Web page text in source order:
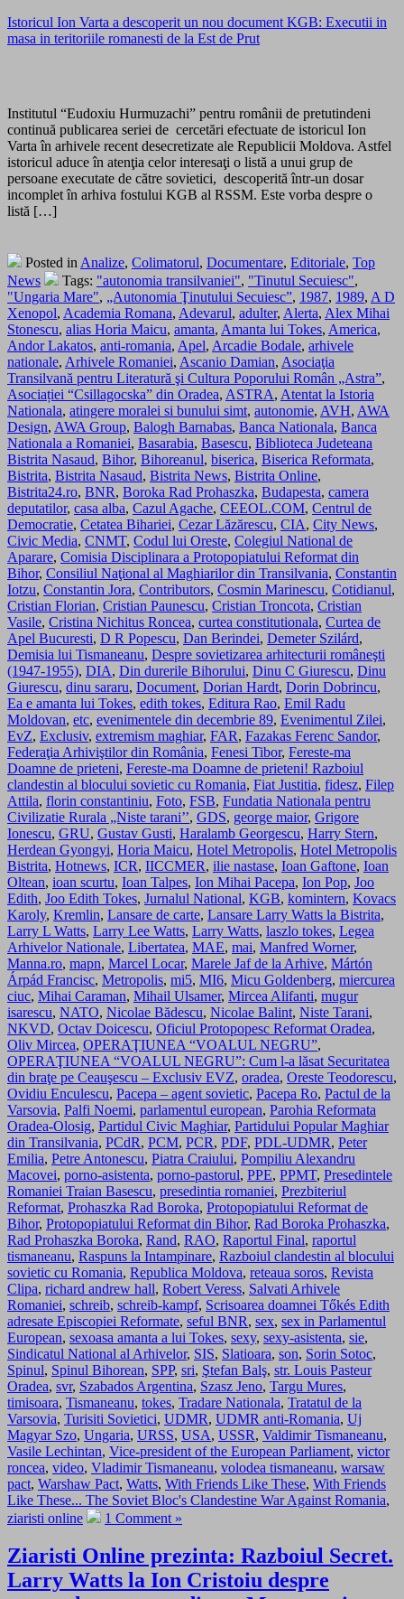
Istoricul Ion Varta a descoperit un nou document KGB: Executii in
masa in teritoriile romanesti de la Est de Prut
Institutul “Eudoxiu Hurmuzachi” pentru românii de pretutindeni
continuă publicarea seriei de cercetări efectuate de istoricul Ion
Varta în arhivele recent desecretizate ale Republicii Moldova. Astfel
istoricul aduce în atenţia celor interesaţi o listă a unui grup de
persoane executate de către sovietici, descoperită într-un dosar
incomplet în arhiva fostului KGB al RSSM. Este vorba despre o
listă […]
Posted in Analize, Colimatorul, Documentare, Editoriale, Top
News
Tags: "autonomia transilvaniei", "Tinutul Secuiesc",
"Ungaria Mare", „Autonomia Ţinutului Secuiesc”, 1987, 1989, A D
Xenopol, Academia Romana, Adevarul, adulter, Alerta, Alex Mihai
Stonescu, alias Horia Maicu, amanta, Amanta lui Tokes, America,
Andor Lakatos, anti-romania, Apel, Arcadie Bodale, arhivele
nationale, Arhivele Romaniei, Ascanio Damian, Asociaţia
Transilvană pentru Literatură şi Cultura Poporului Român „Astra”,
Asociației “Csillagocska” din Oradea, ASTRA, Atentat la Istoria
Nationala, atingere moralei si bunului simt, autonomie, AVH, AWA
Design, AWA Group, Balogh Barnabas, Banca Nationala, Banca
Nationala a Romaniei, Basarabia, Basescu, Biblioteca Judeteana
Bistrita Nasaud, Bihor, Bihoreanul, biserica, Biserica Reformata,
Bistrita, Bistrita Nasaud, Bistrita News, Bistrita Online,
Bistrita24.ro, BNR, Boroka Rad Prohaszka, Budapesta, camera
deputatilor, casa alba, Cazul Agache, CEEOL.COM, Centrul de
Democratie, Cetatea Bihariei, Cezar Lăzărescu, CIA, City News,
Civic Media, CNMT, Codul lui Oreste, Colegiul National de
Aparare, Comisia Disciplinara a Protopopiatului Reformat din
Bihor, Consiliul Naţional al Maghiarilor din Transilvania, Constantin
Iotzu, Constantin Jora, Contributors, Cosmin Marinescu, Cotidianul,
Cristian Florian, Cristian Paunescu, Cristian Troncota, Cristian
Vasile, Cristina Nichitus Roncea, curtea constitutionala, Curtea de
Apel Bucuresti, D R Popescu, Dan Berindei, Demeter Szilárd,
Demisia lui Tismaneanu, Despre sovietizarea arhitecturii româneşti
(1947-1955), DIA, Din durerile Bihorului, Dinu C Giurescu, Dinu
Giurescu, dinu sararu, Document, Dorian Hardt, Dorin Dobrincu,
Ea e amanta lui Tokes, edith tokes, Editura Rao, Emil Radu
Moldovan, etc, evenimentele din decembrie 89, Evenimentul Zilei,
EvZ, Exclusiv, extremism maghiar, FAR, Fazakas Ferenc Sandor,
Federaţia Arhiviştilor din România, Fenesi Tibor, Fereste-ma
Doamne de prieteni, Fereste-ma Doamne de prieteni! Razboiul
clandestin al blocului sovietic cu Romania, Fiat Justitia, fidesz, Filep
Attila, florin constantiniu, Foto, FSB, Fundatia Nationala pentru
Civilizatie Rurala „Niste tarani’’, GDS, george maior, Grigore
Ionescu, GRU, Gustav Gusti, Haralamb Georgescu, Harry Stern,
Herdean Gyongyi, Horia Maicu, Hotel Metropolis, Hotel Metropolis
Bistrita, Hotnews, ICR, IICCMER, ilie nastase, Ioan Gaftone, Ioan
Oltean, ioan scurtu, Ioan Talpes, Ion Mihai Pacepa, Ion Pop, Joo
Edith, Joo Edith Tokes, Jurnalul National, KGB, komintern, Kovacs
Karoly, Kremlin, Lansare de carte, Lansare Larry Watts la Bistrita,
Larry L Watts, Larry Lee Watts, Larry Watts, laszlo tokes, Legea
Arhivelor Nationale, Libertatea, MAE, mai, Manfred Worner,
Manna.ro, mapn, Marcel Locar, Marele Jaf de la Arhive, Mártón
Árpád Francisc, Metropolis, mi5, MI6, Micu Goldenberg, miercurea
ciuc, Mihai Caraman, Mihail Ulsamer, Mircea Alifanti, mugur
isarescu, NATO, Nicolae Bădescu, Nicolae Balint, Niste Tarani,
NKVD, Octav Doicescu, Oficiul Protopopesc Reformat Oradea,
Oliv Mircea, OPERAŢIUNEA “VOALUL NEGRU”,
OPERAŢIUNEA “VOALUL NEGRU”: Cum l-a lăsat Securitatea
din braţe pe Ceauşescu – Exclusiv EVZ, oradea, Oreste Teodorescu,
Ovidiu Enculescu, Pacepa – agent sovietic, Pacepa Ro, Pactul de la
Varsovia, Palfi Noemi, parlamentul european, Parohia Reformata
Oradea-Olosig, Partidul Civic Maghiar, Partidului Popular Maghiar
din Transilvania, PCdR, PCM, PCR, PDF, PDL-UDMR, Peter
Emilia, Petre Antonescu, Piatra Craiului, Pompiliu Alexandru
Macovei, porno-asistenta, porno-pastorul, PPE, PPMT, Presedintele
Romaniei Traian Basescu, presedintia romaniei, Prezbiteriul
Reformat, Prohaszka Rad Boroka, Protopopiatului Reformat de
Bihor, Protopopiatului Reformat din Bihor, Rad Boroka Prohaszka,
Rad Prohaszka Boroka, Rand, RAO, Raportul Final, raportul
tismaneanu, Raspuns la Intampinare, Razboiul clandestin al blocului
sovietic cu Romania, Republica Moldova, reteaua soros, Revista
Clipa, richard andrew hall, Robert Veress, Salvati Arhivele
Romaniei, schreib, schreib-kampf, Scrisoarea doamnei Tőkés Edith
adresate Episcopiei Reformate, seful BNR, sex, sex in Parlamentul
European, sexoasa amanta a lui Tokes, sexy, sexy-asistenta, sie,
Sindicatul National al Arhivelor, SIS, Slatioara, son, Sorin Sotoc,
Spinul, Spinul Bihorean, SPP, sri, Ştefan Balş, str. Louis Pasteur
Oradea, svr, Szabados Argentina, Szasz Jeno, Targu Mures,
timisoara, Tismaneanu, tokes, Tradare Nationala, Tratatul de la
Varsovia, Turisiti Sovietici, UDMR, UDMR anti-Romania, Uj
Magyar Szo, Ungaria, URSS, USA, USSR, Valdimir Tismaneanu,
Vasile Lechintan, Vice-president of the European Parliament, victor
roncea, video, Vladimir Tismaneanu, volodea tismaneanu, warsaw
pact, Warshaw Pact, Watts, With Friends Like These, With Friends
Like These... The Soviet Bloc's Clandestine War Against Romania,
ziaristi online
1 Comment »
Ziaristi Online prezinta: Razboiul Secret.
Larry Watts la Ion Cristoiu despre